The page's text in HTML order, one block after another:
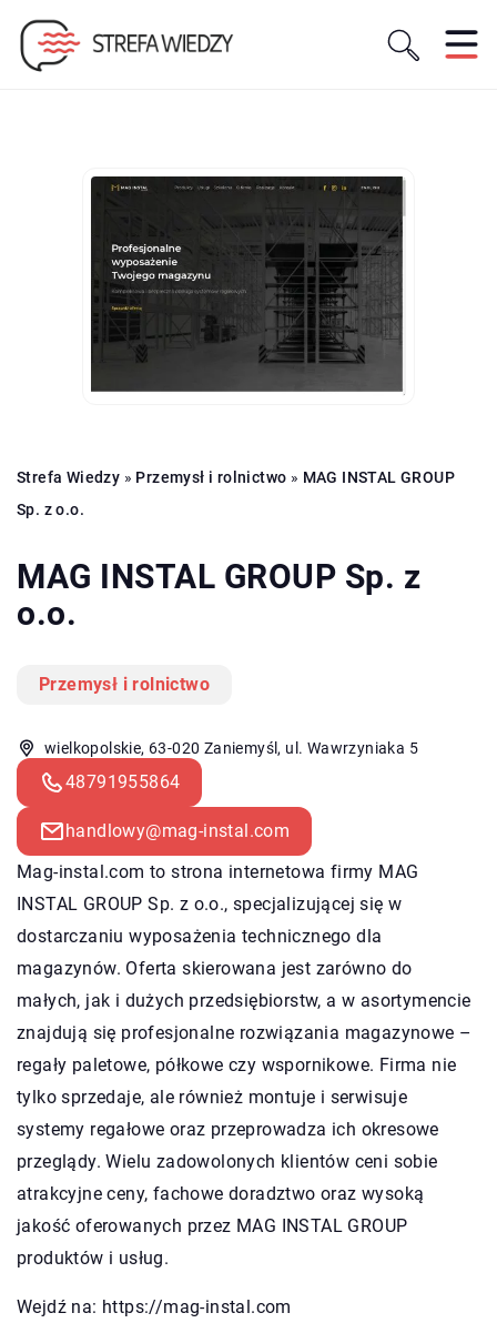
Strefa Wiedzy » Przemysł i rolnictwo » MAG INSTAL GROUP
Sp. z o.o.
MAG INSTAL GROUP Sp. z
o.o.
Przemysł i rolnictwo
wielkopolskie, 63-020 Zaniemyśl, ul. Wawrzyniaka 5
48791955864
handlowy@mag-instal.com
Mag-instal.com to strona internetowa firmy MAG
INSTAL GROUP Sp. z o.o., specjalizującej się w
dostarczaniu wyposażenia technicznego dla
magazynów. Oferta skierowana jest zarówno do
małych, jak i dużych przedsiębiorstw, a w asortymencie
znajdują się profesjonalne rozwiązania magazynowe –
regały paletowe, półkowe czy wspornikowe. Firma nie
tylko sprzedaje, ale również montuje i serwisuje
systemy regałowe oraz przeprowadza ich okresowe
przeglądy. Wielu zadowolonych klientów ceni sobie
atrakcyjne ceny, fachowe doradztwo oraz wysoką
jakość oferowanych przez MAG INSTAL GROUP
produktów i usług.
Wejdź na: https://mag-instal.com